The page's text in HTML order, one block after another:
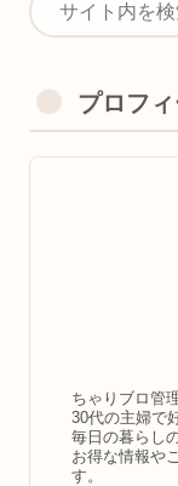
プロフ
ちゃりブロ管
30代の主婦で
毎日の暮らし
お得な情報や
す。